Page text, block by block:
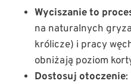
Wyciszanie to
na naturalnych
królicze) i pracy
obniżają poziom
Dostosuj otoczenie: